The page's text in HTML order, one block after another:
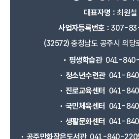
대표자명 :최원철
사업자등록번호 :307-
(32572) 충청남도 공주시 의당
평생학습관 041-
청소년수련관 041-
진로교육센터
041-
국민체육센터
041-
생활문화센터
041-
공주만화작은도서관 041-840-